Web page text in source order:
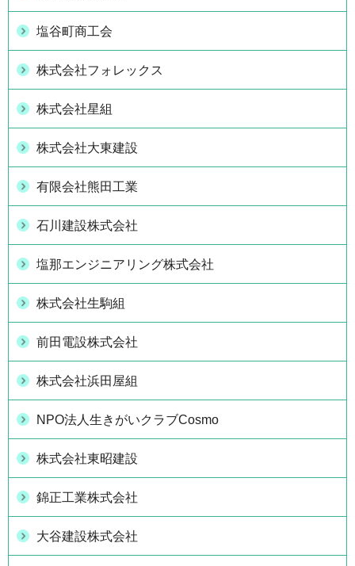
塩谷町商工会
株式会社フォレックス
株式会社星組
株式会社大東建設
有限会社熊田工業
石川建設株式会社
塩那エンジニアリング株式会社
株式会社生駒組
前田電設株式会社
株式会社浜田屋組
NPO法人生きがいクラブCosmo
株式会社東昭建設
錦正工業株式会社
大谷建設株式会社